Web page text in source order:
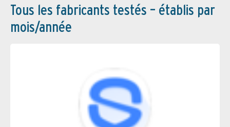
Tous les fabricants testés – établis par
mois/année